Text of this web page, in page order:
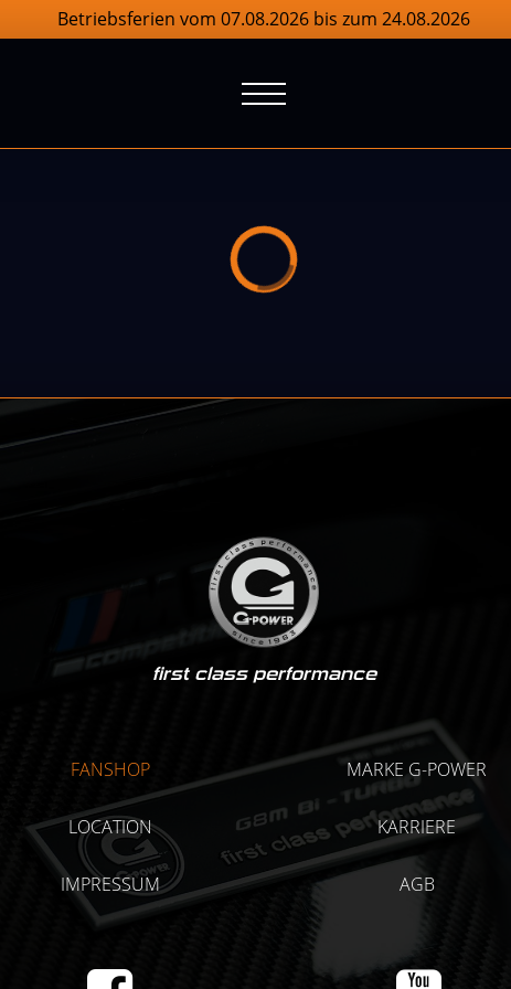
Betriebsferien vom 07.08.2026 bis zum 24.08.2026
first class performance
FANSHOP MARKE G-POWER
LOCATION KARRIERE
IMPRESSUM AGB